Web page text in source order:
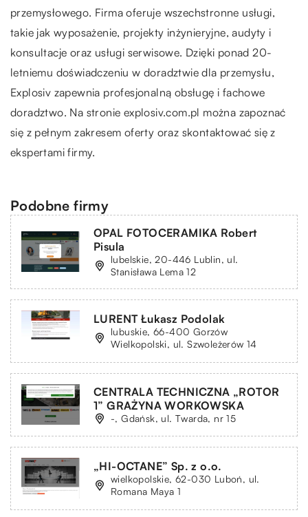
przemysłowego. Firma oferuje wszechstronne usługi,
takie jak wyposażenie, projekty inżynieryjne, audyty i
konsultacje oraz usługi serwisowe. Dzięki ponad 20-
letniemu doświadczeniu w doradztwie dla przemysłu,
Explosiv zapewnia profesjonalną obsługę i fachowe
doradztwo. Na stronie explosiv.com.pl można zapoznać
się z pełnym zakresem oferty oraz skontaktować się z
ekspertami firmy.
Podobne firmy
OPAL FOTOCERAMIKA Robert
Pisula
lubelskie, 20-446 Lublin, ul.
Stanisława Lema 12
LURENT Łukasz Podolak
lubuskie, 66-400 Gorzów
Wielkopolski, ul. Szwoleżerów 14
CENTRALA TECHNICZNA „ROTOR
1” GRAŻYNA WORKOWSKA
-, Gdańsk, ul. Twarda, nr 15
„HI-OCTANE” Sp. z o.o.
wielkopolskie, 62-030 Luboń, ul.
Romana Maya 1